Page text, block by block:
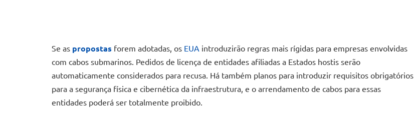
Se as propostas forem adotadas, os EUA introduzirão regras mais rígidas para empresas envolvidas
com cabos submarinos. Pedidos de licença de entidades afiliadas a Estados hostis serão
automaticamente considerados para recusa. Há também planos para introduzir requisitos obrigatórios
para a segurança física e cibernética da infraestrutura, e o arrendamento de cabos para essas
entidades poderá ser totalmente proibido.